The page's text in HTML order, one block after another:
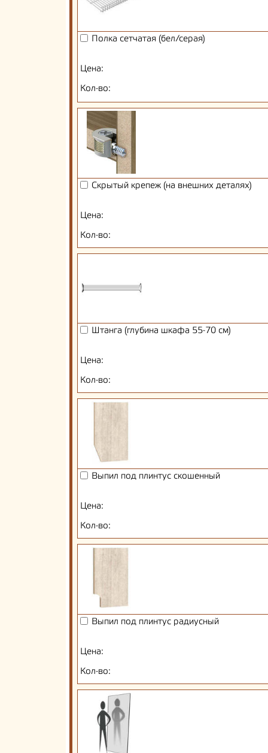
Полка сетчатая (бел/серая)
Цена:
Кол-во:
Скрытый крепеж (на внешних деталях)
Цена:
Кол-во:
Штанга (глубина шкафа 55-70 см)
Цена:
Кол-во:
Выпил под плинтус скошенный
Цена:
Кол-во:
Выпил под плинтус радиусный
Цена:
Кол-во: